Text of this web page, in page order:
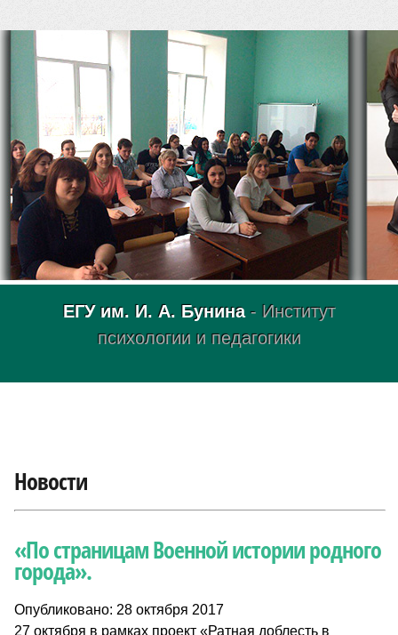
ЕГУ им. И. А. Бунина- Институт
психологии и педагогики
Новости
«По страницам Военной истории родного
города».
Опубликовано: 28 октября 2017
27 октября в рамках проект «Ратная доблесть в